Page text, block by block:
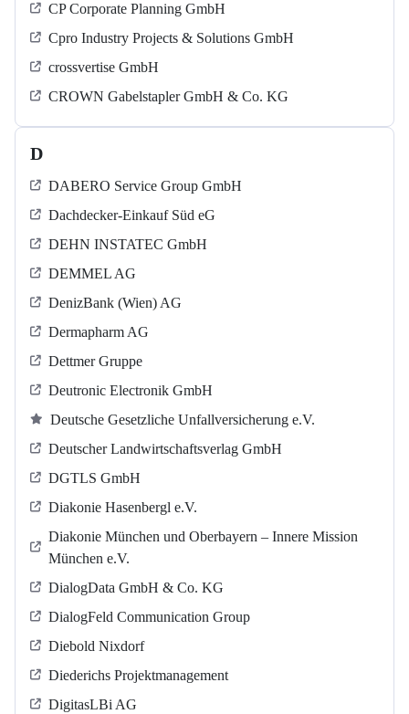
CP Corporate Planning GmbH
Cpro Industry Projects & Solutions GmbH
crossvertise GmbH
CROWN Gabelstapler GmbH & Co. KG
D
DABERO Service Group GmbH
Dachdecker-Einkauf Süd eG
DEHN INSTATEC GmbH
DEMMEL AG
DenizBank (Wien) AG
Dermapharm AG
Dettmer Gruppe
Deutronic Electronik GmbH
Deutsche Gesetzliche Unfallversicherung e.V.
Deutscher Landwirtschaftsverlag GmbH
DGTLS GmbH
Diakonie Hasenbergl e.V.
Diakonie München und Oberbayern – Innere Mission
München e.V.
DialogData GmbH & Co. KG
DialogFeld Communication Group
Diebold Nixdorf
Diederichs Projektmanagement
DigitasLBi AG